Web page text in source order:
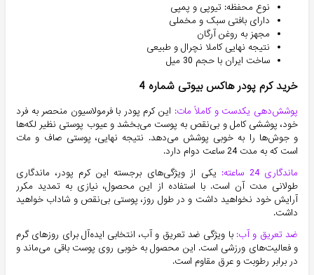
نوع محفظه: تیوپی و پمپی
دارای بافتی سبک و مخملی
مجهز به روغن آرگان
نتیجه نهایی کاملا نچرال و طبیعی
ساخت ایران با حجم 30 میل
خرید کرم پودر هاکس بیوتی شماره 4
پوشش‌دهی یکدست و کاملاً مات: این کرم پودر با فرمولاسیون منحصر به فرد
خود، پوششی کامل و بی‌نقص به پوست می‌بخشد و عیوب پوستی نظیر لکه‌ها
و جوش‌ها را به خوبی پوشش می‌دهد. نتیجه نهایی، پوستی صاف و مات
است که به مدت 24 ساعت دوام دارد.
ماندگاری 24 ساعته:
یکی از ویژگی‌های برجسته این کرم پودر، ماندگاری
طولانی مدت آن است. با استفاده از این محصول، نیازی به تمدید مکرر
آرایش خود نخواهید داشت و در طول روز، پوستی بی‌نقص و شاداب خواهید
داشت.
ضد تعریق و آب: با ویژگی ضد تعریق و آب، انتخابی ایده‌آل برای روزهای گرم
و فعالیت‌های ورزشی است. این محصول به خوبی روی پوست باقی می‌ماند و
در برابر رطوبت و عرق مقاوم است.